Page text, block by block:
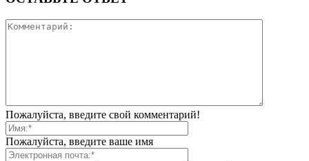
Пожалуйста, введите свой комментарий!
Пожалуйста, введите ваше имя